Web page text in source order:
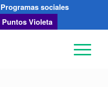
Programas sociales
Puntos Violeta